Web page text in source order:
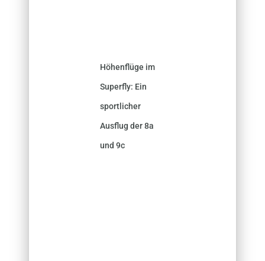
Höhenflüge im
Superfly: Ein
sportlicher
Ausflug der 8a
und 9c